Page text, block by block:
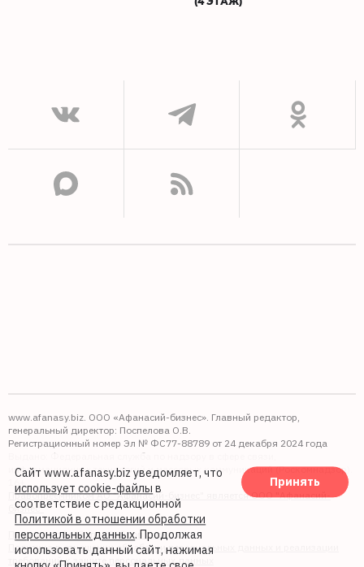
www.afanasy.biz. ООО «Афанасий-бизнес». Главный редактор,
генеральный директор: Поспелова О.В.
Регистрационный номер Эл № ФС77-88789 от 24 декабря 2024 года
Выдано: Федеральная служба по надзору в сфере связи,
информационных технологий и массовых коммуникаций (Роскомнадзор).
Правопреемником АО "Афанасий-бизнес" является ООО "Афанасий-
бизнес"
Политика обработки файлов cookie
Политика в отношении обработки персональных данных и реализации
требований к защите персональных данных
Сайт www.afanasy.biz уведомляет, что
использует cookie-файлы в
соответствие с редакционной
Политикой в отношении обработки
персональных данных. Продолжая
использовать данный сайт, нажимая
Принять